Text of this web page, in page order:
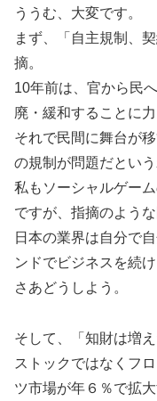
ううむ、大変です。
まず、「自主規制、
摘。
10年前は、官から民
廃・緩和することに力
それで民間に舞台が
の規制が問題だという
私もソーシャルゲー
ですが、指摘のよう
日本の業界は自分で
ンドでビジネスを続
さあどうしよう。
そして、「知財は増
ストックではなくフ
ツ市場が年６％で拡